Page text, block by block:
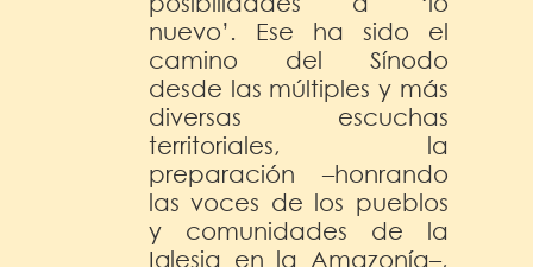
nuevo’. Ese ha sido el
camino del Sínodo
desde las múltiples y más
diversas escuchas
territoriales, la
preparación –honrando
las voces de los pueblos
y comunidades de la
Iglesia en la Amazonía–,